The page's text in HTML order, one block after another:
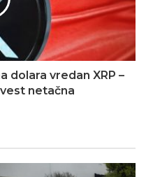
dolara vredan XRP –
netačna